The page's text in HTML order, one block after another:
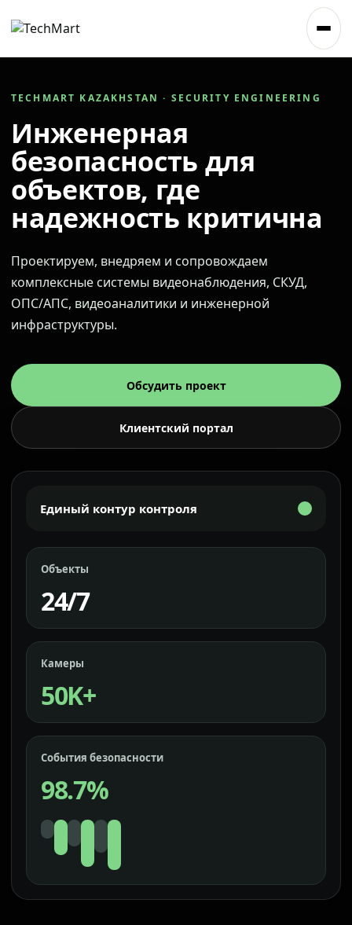
TECHMART KAZAKHSTAN · SECURITY ENGINEERING
Инженерная
безопасность для
объектов, где
надежность критична
Проектируем, внедряем и сопровождаем
комплексные системы видеонаблюдения, СКУД,
ОПС/АПС, видеоаналитики и инженерной
инфраструктуры.
Обсудить проект
Клиентский портал
Единый контур контроля
Объекты
24/7
Камеры
50K+
События безопасности
98.7%